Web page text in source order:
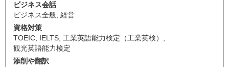
ビジネス会話
ビジネス全般, 経営
資格対策
TOEIC, IELTS, 工業英語能力検定（工業英検） ,
観光英語能力検定
添削や翻訳